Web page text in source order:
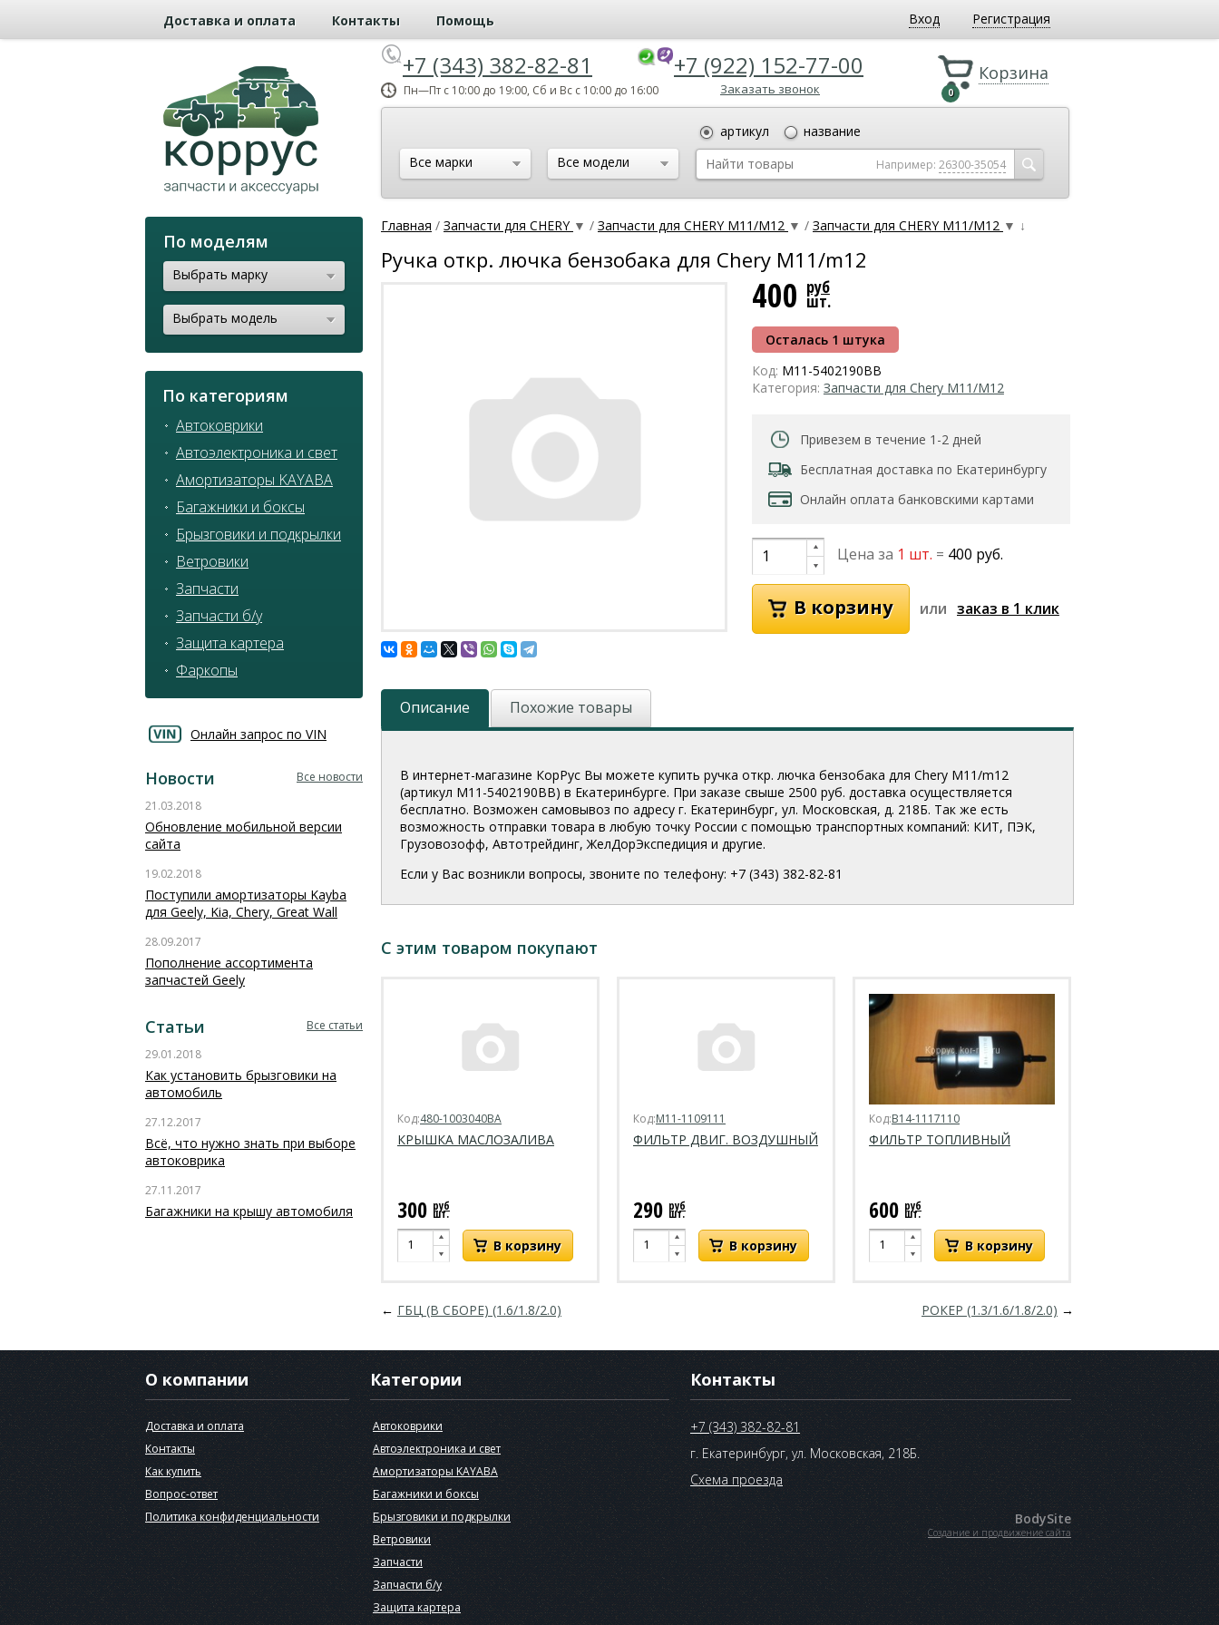
Доставка и оплата Контакты Помощь Вход Регистрация
Корзина
0
+7 (343) 382-82-81 +7 (922) 152-77-00
Пн—Пт с 10:00 до 19:00, Сб и Вс с 10:00 до 16:00 Заказать звонок
Все марки Все модели
артикул название
Например: 26300-35054
По моделям
Выбрать марку
Выбрать модель
По категориям
Автоковрики
Автоэлектроника и свет
Амортизаторы KAYABA
Багажники и боксы
Брызговики и подкрылки
Ветровики
Запчасти
Запчасти б/у
Защита картера
Фаркопы
Онлайн запрос по VIN
Новости
Все новости
21.03.2018
Обновление мобильной версии
сайта
19.02.2018
Поступили амортизаторы Kayba
для Geely, Kia, Chery, Great Wall
28.09.2017
Пополнение ассортимента
запчастей Geely
Статьи
Все статьи
29.01.2018
Как установить брызговики на
автомобиль
27.12.2017
Всё, что нужно знать при выборе
автоковрика
27.11.2017
Багажники на крышу автомобиля
Главная / Запчасти для CHERY ▼ / Запчасти для CHERY M11/M12 ▼ / Запчасти для CHERY M11/M12 ▼ ↓
Ручка откр. лючка бензобака для Chery M11/m12
400 руб
шт.
Осталась 1 штука
Код: M11-5402190BB
Категория: Запчасти для Chery M11/M12
Привезем в течение 1-2 дней
Бесплатная доставка по Екатеринбургу
Онлайн оплата банковскими картами
Цена за 1 шт. = 400 руб.
или
Описание Похожие товары
В интернет-магазине КорРус Вы можете купить ручка откр. лючка бензобака для Chery M11/m12
(артикул M11-5402190BB) в Екатеринбурге. При заказе свыше 2500 руб. доставка осуществляется
бесплатно. Возможен самовывоз по адресу г. Екатеринбург, ул. Московская, д. 218Б. Так же есть
возможность отправки товара в любую точку России с помощью транспортных компаний: КИТ, ПЭК,
Грузовозофф, Автотрейдинг, ЖелДорЭкспедиция и другие.
Если у Вас возникли вопросы, звоните по телефону: +7 (343) 382-82-81
С этим товаром покупают
Код:480-1003040BA
КРЫШКА МАСЛОЗАЛИВА
300 руб
шт.
Код:M11-1109111
ФИЛЬТР ДВИГ. ВОЗДУШНЫЙ
290 руб
шт.
Код:B14-1117110
ФИЛЬТР ТОПЛИВНЫЙ
600 руб
шт.
← ГБЦ (В СБОРЕ) (1.6/1.8/2.0) РОКЕР (1.3/1.6/1.8/2.0) →
О компании
Доставка и оплата
Контакты
Как купить
Вопрос-ответ
Политика конфиденциальности
Категории
Автоковрики
Автоэлектроника и свет
Амортизаторы KAYABA
Багажники и боксы
Брызговики и подкрылки
Ветровики
Запчасти
Запчасти б/у
Защита картера
Контакты
+7 (343) 382-82-81
г. Екатеринбург, ул. Московская, 218Б.
Схема проезда
BodySite
Создание и продвижение сайта